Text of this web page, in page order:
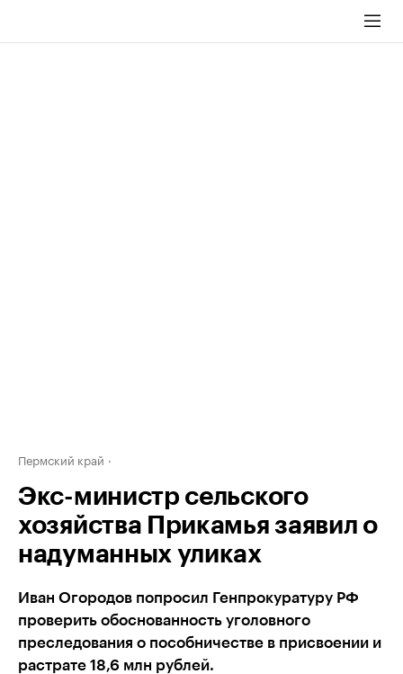
Пермский край
Экс-министр сельского
хозяйства Прикамья заявил о
надуманных уликах
Иван Огородов попросил Генпрокуратуру РФ
проверить обоснованность уголовного
преследования о пособничестве в присвоении и
растрате 18,6 млн рублей.